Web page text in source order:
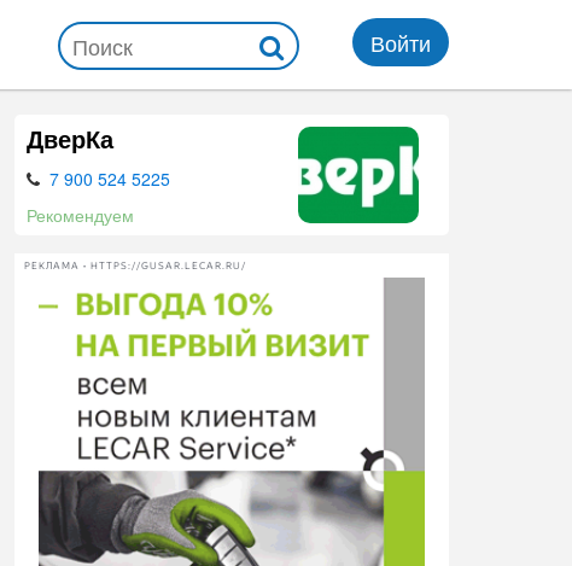
Войти
ДверКа
7 900 524 5225
Рекомендуем
РЕКЛАМА • HTTPS://GUSAR.LECAR.RU/